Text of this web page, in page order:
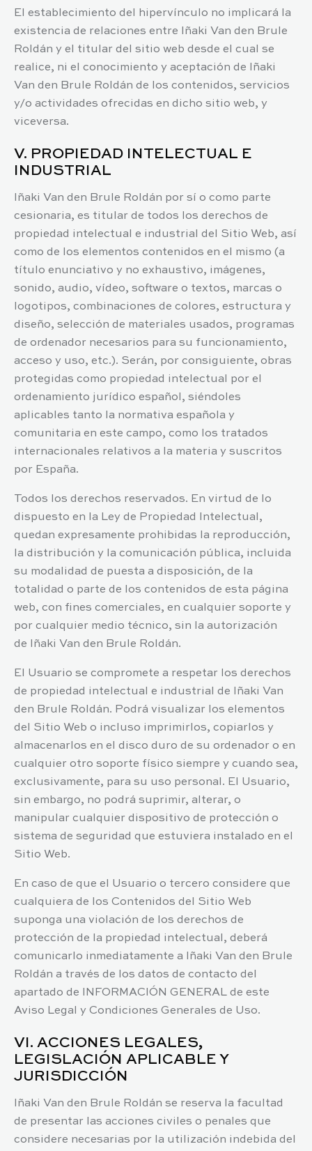
El establecimiento del hipervínculo no implicará la
existencia de relaciones entre
Iñaki Van den Brule
Roldán y el titular del sitio web desde el cual se
realice, ni el conocimiento y aceptación de
Iñaki
Van den Brule Roldán de los contenidos, servicios
y/o actividades ofrecidas en dicho sitio web, y
viceversa.
V. PROPIEDAD INTELECTUAL E
INDUSTRIAL
Iñaki Van den Brule Roldán por sí o como parte
cesionaria, es titular de todos los derechos de
propiedad intelectual e industrial del Sitio Web, así
como de los elementos contenidos en el mismo (a
título enunciativo y no exhaustivo, imágenes,
sonido, audio, vídeo, software o textos, marcas o
logotipos, combinaciones de colores, estructura y
diseño, selección de materiales usados, programas
de ordenador necesarios para su funcionamiento,
acceso y uso, etc.). Serán, por consiguiente, obras
protegidas como propiedad intelectual por el
ordenamiento jurídico español, siéndoles
aplicables tanto la normativa española y
comunitaria en este campo, como los tratados
internacionales relativos a la materia y suscritos
por España.
Todos los derechos reservados. En virtud de lo
dispuesto en la Ley de Propiedad Intelectual,
quedan expresamente prohibidas la reproducción,
la distribución y la comunicación pública, incluida
su modalidad de puesta a disposición, de la
totalidad o parte de los contenidos de esta página
web, con fines comerciales, en cualquier soporte y
por cualquier medio técnico, sin la autorización
de
Iñaki Van den Brule Roldán.
El Usuario se compromete a respetar los derechos
de propiedad intelectual e industrial de
Iñaki Van
den Brule Roldán. Podrá visualizar los elementos
del Sitio Web o incluso imprimirlos, copiarlos y
almacenarlos en el disco duro de su ordenador o en
cualquier otro soporte físico siempre y cuando sea,
exclusivamente, para su uso personal. El Usuario,
sin embargo, no podrá suprimir, alterar, o
manipular cualquier dispositivo de protección o
sistema de seguridad que estuviera instalado en el
Sitio Web.
En caso de que el Usuario o tercero considere que
cualquiera de los Contenidos del Sitio Web
suponga una violación de los derechos de
protección de la propiedad intelectual, deberá
comunicarlo inmediatamente a
Iñaki Van den Brule
Roldán a través de los datos de contacto del
apartado de INFORMACIÓN GENERAL de este
Aviso Legal y Condiciones Generales de Uso.
VI. ACCIONES LEGALES,
LEGISLACIÓN APLICABLE Y
JURISDICCIÓN
Iñaki Van den Brule Roldán se reserva la facultad
de presentar las acciones civiles o penales que
considere necesarias por la utilización indebida del